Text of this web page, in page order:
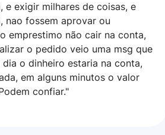
e exigir milhares de coisas, e
nao fossem aprovar ou
emprestimo não cair na conta,
o pedido veio uma msg que
dia o dinheiro estaria na conta,
em alguns minutos o valor
confiar."